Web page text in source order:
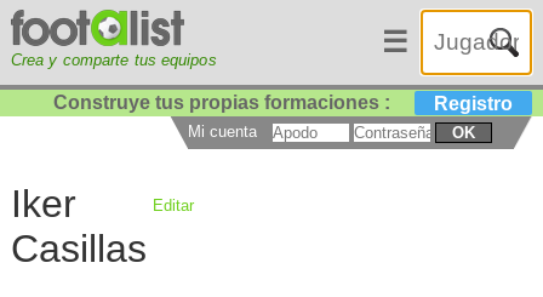
Crea y comparte tus equipos
☰
Construye tus propias formaciones : Registro
Mi cuenta OK
Iker
Casillas
Editar